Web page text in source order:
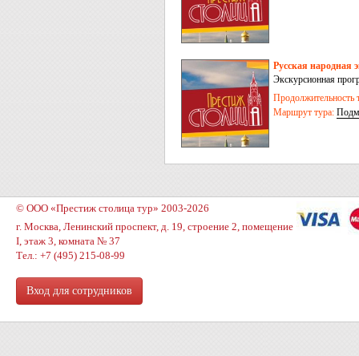
Русская
Экскурсионная
Продолжительность
Маршрут тура:
© ООО «Престиж столица тур» 2003-2026
г. Москва, Ленинский проспект, д. 19, строение 2, помещение
I, этаж 3, комната № 37
Тел.: +7 (495) 215-08-99
Вход для сотрудников